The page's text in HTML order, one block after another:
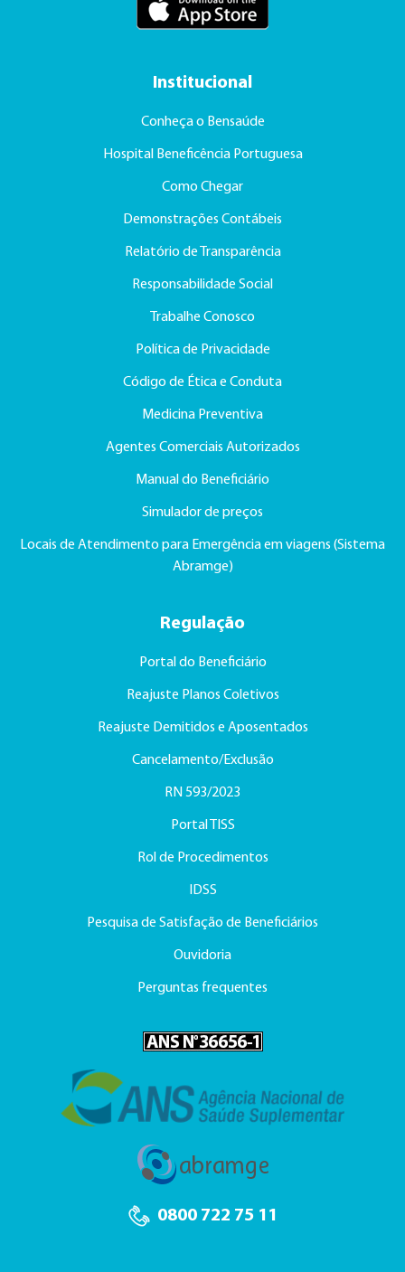
Institucional
Conheça o Bensaúde
Hospital Beneficência Portuguesa
Como Chegar
Demonstrações Contábeis
Relatório de Transparência
Responsabilidade Social
Trabalhe Conosco
Política de Privacidade
Código de Ética e Conduta
Medicina Preventiva
Agentes Comerciais Autorizados
Manual do Beneficiário
Simulador de preços
Locais de Atendimento para Emergência em viagens (Sistema
Abramge)
Regulação
Portal do Beneficiário
Reajuste Planos Coletivos
Reajuste Demitidos e Aposentados
Cancelamento/Exclusão
RN 593/2023
Portal TISS
Rol de Procedimentos
IDSS
Pesquisa de Satisfação de Beneficiários
Ouvidoria
Perguntas frequentes
0800 722 75 11